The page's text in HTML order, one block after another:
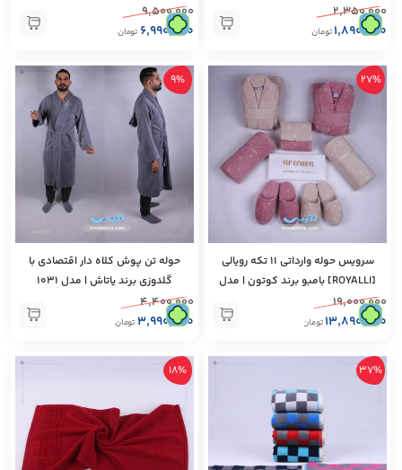
۲,۳۵۰,۰۰۰
۱,۸۹۰,۰۰۰ تومان
۹,۵۰۰,۰۰۰
۶,۹۹۰,۰۰۰ تومان
27%
سرویس حوله وارداتی ۱۱ تكه رويالی
[ROYALLI] بامبو برند كوتون | مدل
۱۹,۰۰۰,۰۰۰
۱۳,۸۹۰,۰۰۰ تومان
+ 9%
حوله تن پوش كلاه دار اقتصادی با
گلدوزی برند ياتاش | مدل 1031
۴,۴۰۰,۰۰۰
۳,۹۹۰,۰۰۰ تومان
+ 37%
+ 18%